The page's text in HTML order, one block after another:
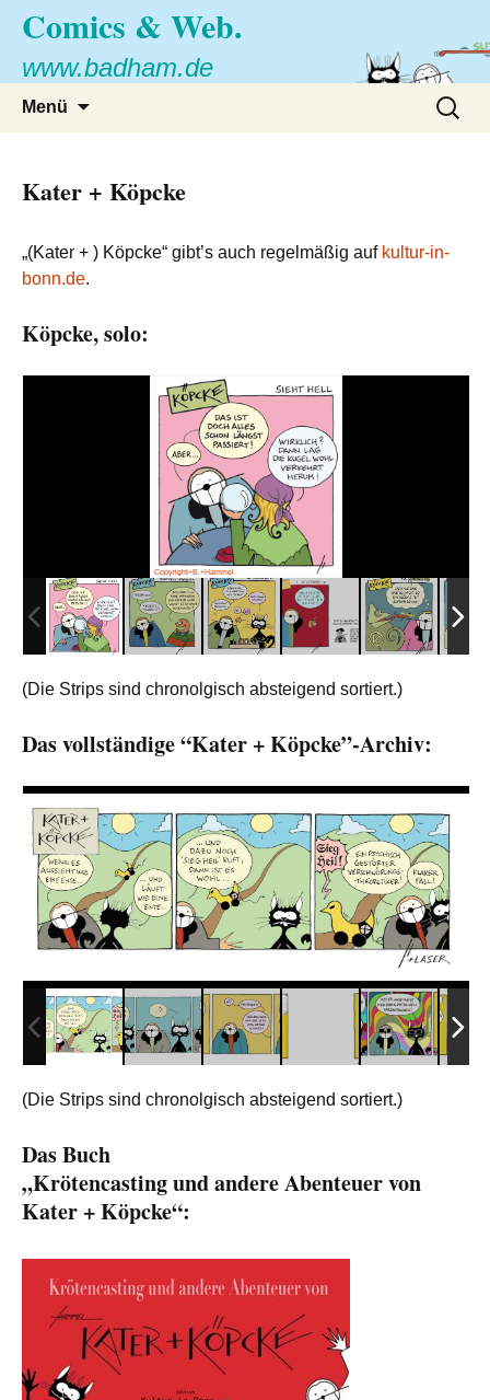
Comics & Web.
www.badham.de
Menü
Suche
nach:
Kater + Köpcke
„(Kater + ) Köpcke“ gibt’s auch regelmäßig auf kultur-in-
bonn.de.
Köpcke, solo:
Copyright+B.+Hammel
(Die Strips sind chronolgisch absteigend sortiert.)
Das vollständige “Kater + Köpcke”-Archiv:
(Die Strips sind chronolgisch absteigend sortiert.)
Das Buch
„Krötencasting und andere Abenteuer von
Kater + Köpcke“: